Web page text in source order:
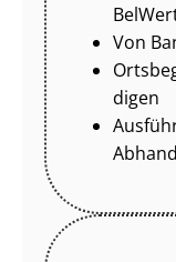
Von
di­gen